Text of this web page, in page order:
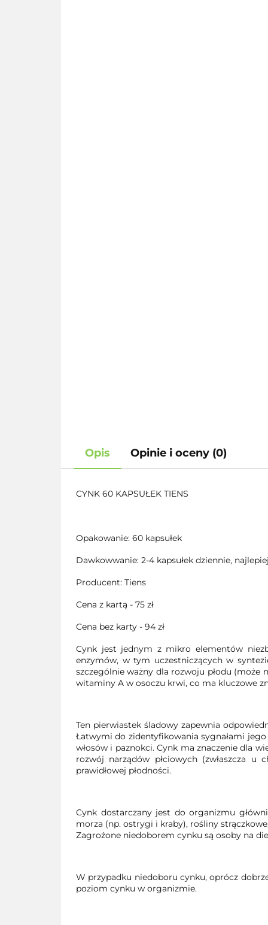
Opis Opinie i oceny (0)
CYNK 60 KAPSUŁEK TIENS
Opakowanie: 60 kapsułek
Dawkowwanie: 2-4 kapsułek dziennie,
Producent: Tiens
Cena z kartą - 75 zł
Cena bez karty - 94 zł
Cynk jest jednym z mikro elementów
enzymów, w tym uczestniczących w
szczególnie ważny dla rozwoju płodu
witaminy A w osoczu krwi, co ma kluczowe
Ten pierwiastek śladowy zapewnia
Łatwymi do zidentyfikowania sygnałami jego
włosów i paznokci. Cynk ma znaczenie dla
rozwój narządów płciowych (zwłaszcza
prawidłowej płodności.
Cynk dostarczany jest do organizmu
morza (np. ostrygi i kraby), rośliny
Zagrożone niedoborem cynku są osoby na
W przypadku niedoboru cynku, oprócz
poziom cynku w organizmie.